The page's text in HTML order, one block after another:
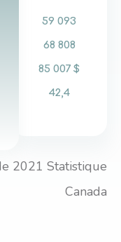
59 093
68 808
85 007 $
42,4
2021 Statistique
Canada